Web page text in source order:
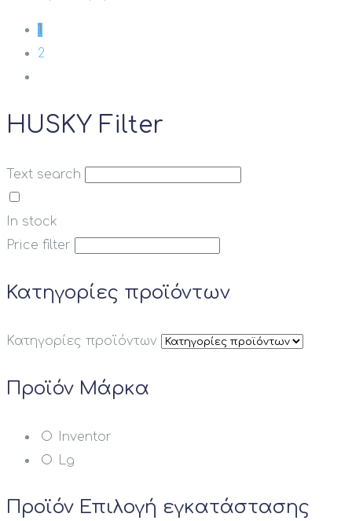
1
2
HUSKY Filter
Text search
In stock
Price filter
Κατηγορίες προϊόντων
Κατηγορίες προϊόντων
Προϊόν Μάρκα
Inventor
Lg
Προϊόν Επιλογή εγκατάστασης